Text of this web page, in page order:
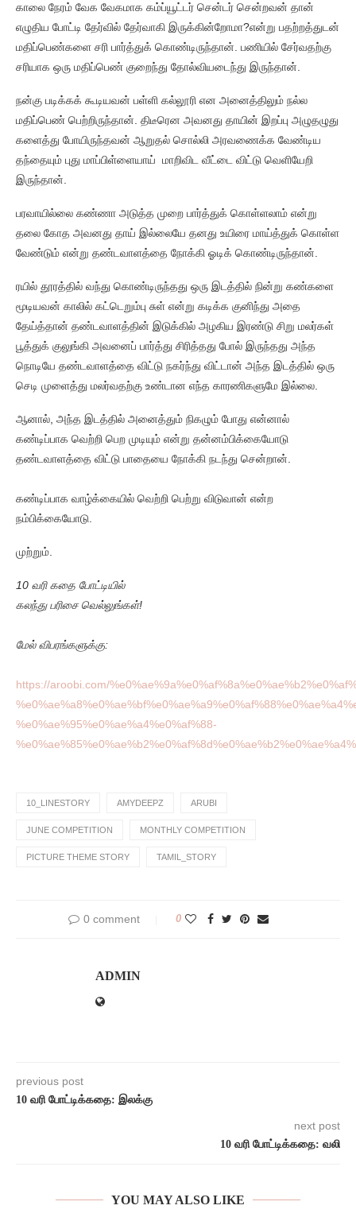
காலை நேரம் வேக வேகமாக கம்ப்யூட்டர் சென்டர் சென்றவன் தான்
எழுதிய போட்டி தேர்வில் தேர்வாகி இருக்கின்றோமா?என்று பதற்றத்துடன்
மதிப்பெண்களை சரி பார்த்துக் கொண்டிருந்தான். பணியில் சேர்வதற்கு
சரியாக ஒரு மதிப்பெண் குறைந்து தோல்வியடைந்து இருந்தான்.
நன்கு படிக்கக் கூடியவன் பள்ளி கல்லூரி என அனைத்திலும் நல்ல
மதிப்பெண் பெற்றிருந்தான். திடீரென அவனது தாயின் இறப்பு அழுதழுது
களைத்து போயிருந்தவன் ஆறுதல் சொல்லி அரவணைக்க வேண்டிய
தந்தையும் புது மாப்பிள்ளையாய் மாறிவிட வீட்டை விட்டு வெளியேறி
இருந்தான்.
பரவாயில்லை கண்ணா அடுத்த முறை பார்த்துக் கொள்ளலாம் என்று
தலை கோத அவனது தாய் இல்லையே தனது உயிரை மாய்த்துக் கொள்ள
வேண்டும் என்று தண்டவாளத்தை நோக்கி ஓடிக் கொண்டிருந்தான்.
ரயில் தூரத்தில் வந்து கொண்டிருந்தது ஒரு இடத்தில் நின்று கண்களை
மூடியவன் காலில் கட்டெறும்பு சுள் என்று கடிக்க குனிந்து அதை
தேய்த்தான் தண்டவாளத்தின் இடுக்கில் அழகிய இரண்டு சிறு மலர்கள்
பூத்துக் குலுங்கி அவனைப் பார்த்து சிரித்தது போல் இருந்தது அந்த
நொடியே தண்டவாளத்தை விட்டு நகர்ந்து விட்டான் அந்த இடத்தில் ஒரு
செடி முளைத்து மலர்வதற்கு உண்டான எந்த காரணிகளுமே இல்லை.
ஆனால், அந்த இடத்தில் அனைத்தும் நிகழும் போது என்னால்
கண்டிப்பாக வெற்றி பெற முடியும் என்று தன்னம்பிக்கையோடு
தண்டவாளத்தை விட்டு பாதையை நோக்கி நடந்து சென்றான்.
கண்டிப்பாக வாழ்க்கையில் வெற்றி பெற்று விடுவான் என்ற
நம்பிக்கையோடு.
முற்றும்.
10 வரி கதை போட்டியில்
கலந்து பரிசை வெல்லுங்கள்!
மேல் விபரங்களுக்கு:
https://aroobi.com/
%e0%ae%95%e0%ae%a4%e0%af%88-
10_LINESTORY AMYDEEPZ ARUBI
JUNE COMPETITION MONTHLY COMPETITION
PICTURE THEME STORY TAMIL_STORY
0 comment 0
ADMIN
previous post
10 வரி போட்டிக்கதை: இலக்கு
next post
10 வரி போட்டிக்கதை: வலி
YOU MAY ALSO LIKE